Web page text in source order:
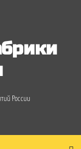
России